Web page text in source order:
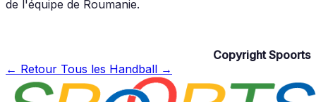
de l'équipe de Roumanie.
Copyright Spoorts
← Retour Tous les Handball →